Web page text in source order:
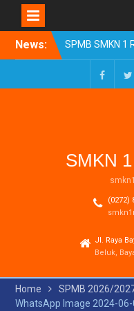
News:
SPMB SMKN 1
Tahun Ajaran
Resmi Dibuka
Pengumuman
Tahun Ajaran
Realisasi Dana
Reguler Tahap
SMKN
(0272)
Jl. Raya
Beluk,
Home
SPMB 2026/
WhatsApp Image 2024-